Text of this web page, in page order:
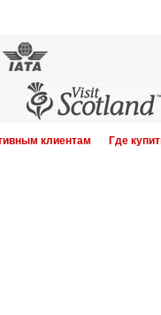
клиентам Где